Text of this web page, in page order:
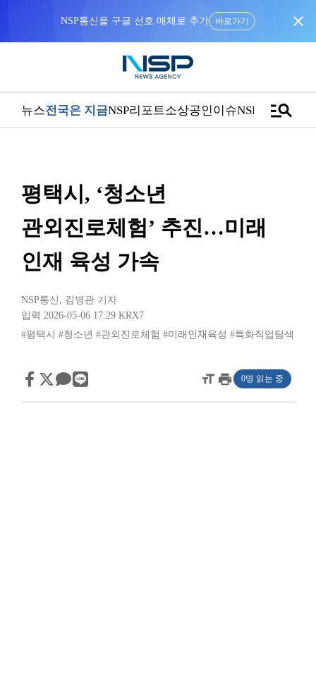
NSP통신을 구글 선호 매체로 추가 바로가기 close
뉴스전국은 지금NSP리포트소상공인이슈NSPTVmanage_search
평택시, ‘청소년
관외진로체험’ 추진…미래
인재 육성 가속
NSP통신 , 김병관 기자
입력 2026-05-06 17:29 KRX7
#평택시
#청소년 #관외진로체험 #미래인재육성 #특화직업탐색
format_sizeprint 0명 읽는 중